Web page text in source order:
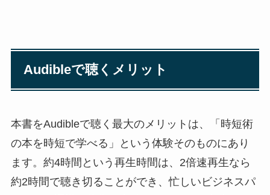
Audibleで聴くメリット
本書をAudibleで聴く最大のメリットは、「時短術
の本を時短で学べる」という体験そのものにあり
ます。約4時間という再生時間は、2倍速再生なら
約2時間で聴き切ることができ、忙しいビジネスパ